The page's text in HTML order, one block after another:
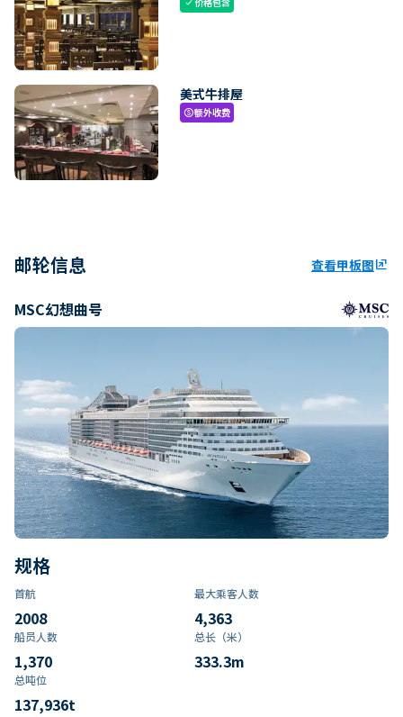
check
美式牛排屋
paid额外收费
邮轮信息 查看甲板图ungroup
MSC幻想曲号
规格
首航
2008
最大乘客人数
4,363
船员人数
1,370
总长（米）
333.3m
总吨位
137,936t